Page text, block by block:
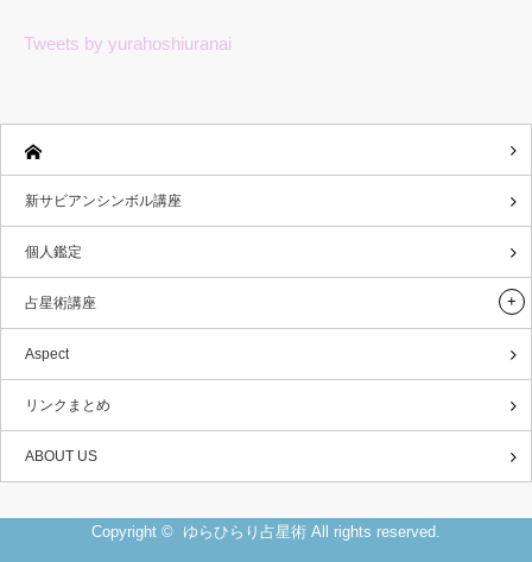
Tweets by yurahoshiuranai
新サビアンシンボル講座
個人鑑定
占星術講座
Aspect
リンクまとめ
ABOUT US
Copyright © ゆらひらり占星術 All rights reserved.